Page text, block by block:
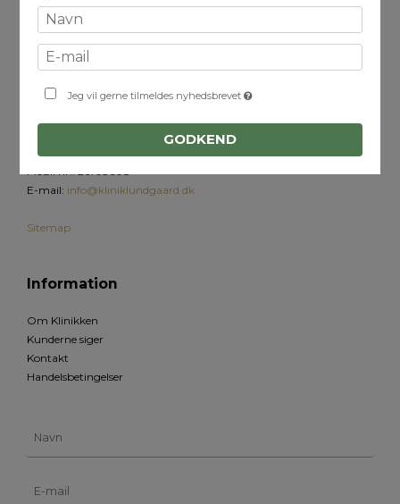
Kontakt
Nørretofte allé 13
CVR-nummer
E-mail: info@kliniklundgaard.dk
Sitemap
Information
Om Klinikken
Kunderne siger
Kontakt
Handelsbetingelser
Jeg vil gerne tilmeldes nyhedsbrevet
GODKEND